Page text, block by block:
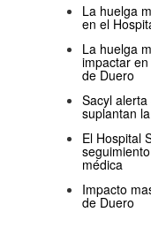
La huelga
en el
La huelga
impactar
de Duero
Sacyl
suplantan
El Hospital
médica
Impacto
de Duero